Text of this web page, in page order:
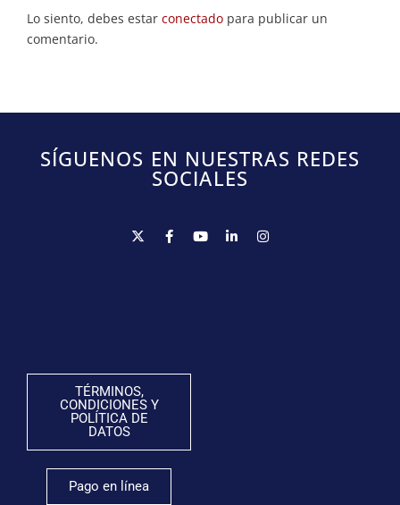
Lo siento, debes estar conectado para publicar un
comentario.
SÍGUENOS EN NUESTRAS REDES
SOCIALES
TÉRMINOS,
CONDICIONES Y
POLÍTICA DE
DATOS
Pago en línea